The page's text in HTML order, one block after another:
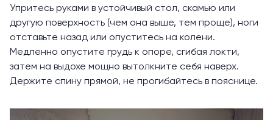
Упритесь руками в устойчивый стол, скамью или
другую поверхность (чем она выше, тем проще), ноги
отставьте назад или опуститесь на колени.
Медленно опустите грудь к опоре, сгибая локти,
затем на выдохе мощно вытолкните себя наверх.
Держите спину прямой, не прогибайтесь в пояснице.